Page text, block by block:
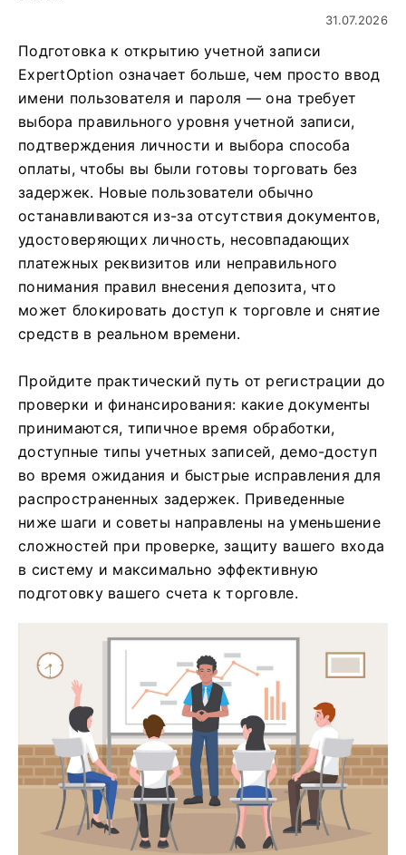
31.07.2026
Подготовка к открытию учетной записи
ExpertOption означает больше, чем просто ввод
имени пользователя и пароля — она требует
выбора правильного уровня учетной записи,
подтверждения личности и выбора способа
оплаты, чтобы вы были готовы торговать без
задержек. Новые пользователи обычно
останавливаются из-за отсутствия документов,
удостоверяющих личность, несовпадающих
платежных реквизитов или неправильного
понимания правил внесения депозита, что
может блокировать доступ к торговле и снятие
средств в реальном времени.
Пройдите практический путь от регистрации до
проверки и финансирования: какие документы
принимаются, типичное время обработки,
доступные типы учетных записей, демо-доступ
во время ожидания и быстрые исправления для
распространенных задержек. Приведенные
ниже шаги и советы направлены на уменьшение
сложностей при проверке, защиту вашего входа
в систему и максимально эффективную
подготовку вашего счета к торговле.